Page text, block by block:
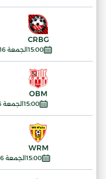
15:00الجمعة 16 جانفي 2026
CRBG
15:00الجمعة 16 جانفي 2026
OBM
15:00الجمعة 16 جانفي 2026
WRM